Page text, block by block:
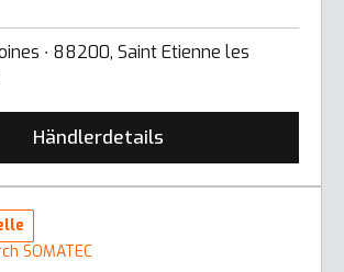
∙ 88200, Saint Etienne les
Händlerdetails
SOMATEC